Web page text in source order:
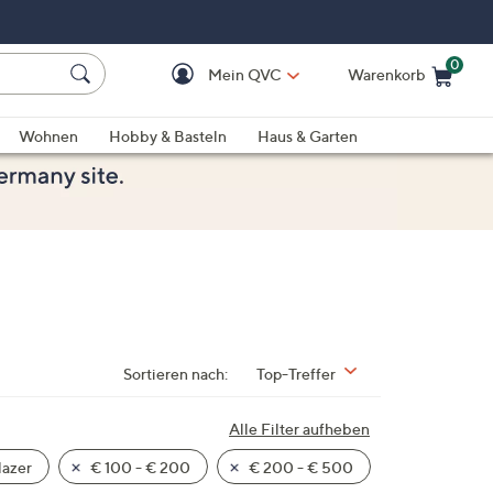
Mein QVC Warenkorb
0
Wohnen Hobby & Basteln
Haus & Garten
Sortieren nach: Top-Treffer
Alle Filter aufheben
€ 100 - € 200 € 200 - € 500